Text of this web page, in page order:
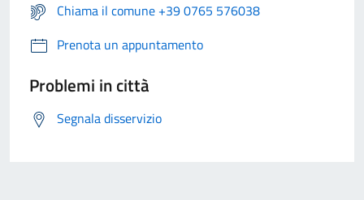
Chiama il comune +39 0765 576038
Prenota un appuntamento
Problemi in città
Segnala disservizio